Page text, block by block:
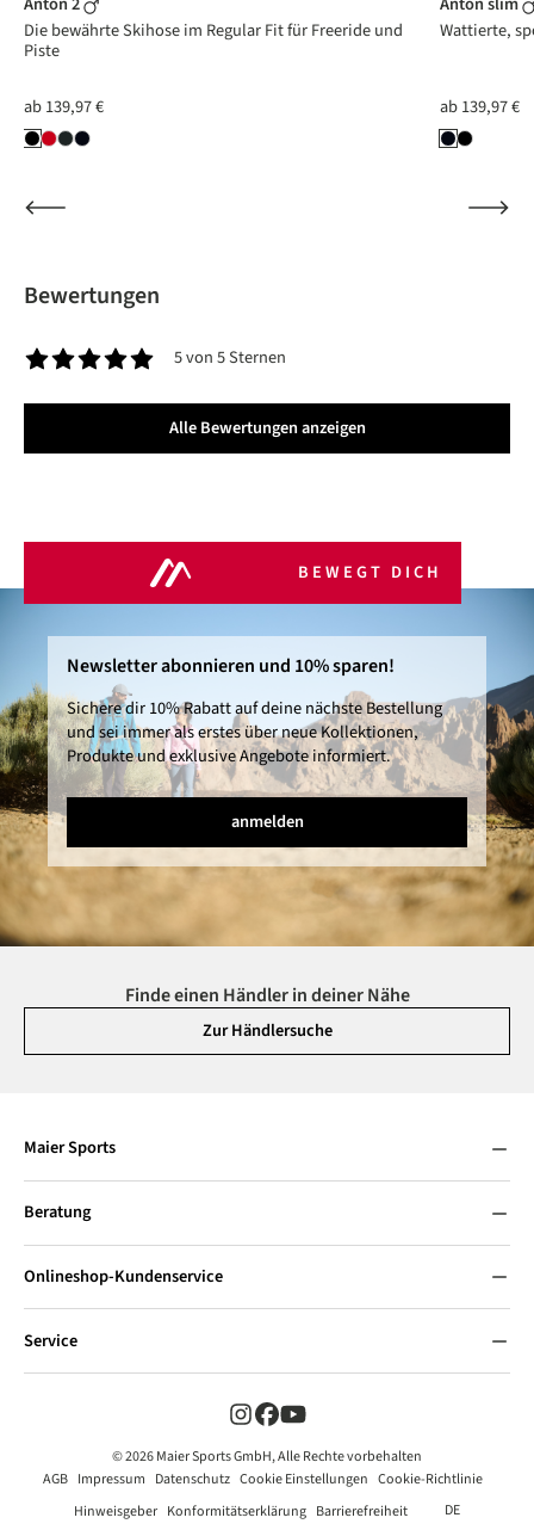
Die bewährte Skihose im Regular Fit für Freeride und
Piste
ab139,97 €
Wattierte,
ab139,97 €
Bewertungen
5 von 5 Sternen
Alle Bewertungen anzeigen
BEWEGT DICH
Newsletter abonnieren und 10% sparen!
Sichere dir 10% Rabatt auf deine nächste Bestellung
und sei immer als erstes über neue Kollektionen,
Produkte und exklusive Angebote informiert.
anmelden
Finde einen Händler in deiner Nähe
Zur Händlersuche
Maier Sports
Beratung
Onlineshop-Kundenservice
Service
© 2026 Maier Sports GmbH, Alle Rechte vorbehalten
AGB Impressum Datenschutz Cookie Einstellungen Cookie-Richtlinie
Hinweisgeber Konformitätserklärung Barrierefreiheit DE